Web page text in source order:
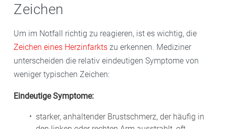
Zeichen
Um im Notfall richtig zu reagieren, ist es wichtig, die
Zeichen eines Herzinfarkts zu erkennen. Mediziner
unterscheiden die relativ eindeutigen Symptome von
weniger typischen Zeichen:
Eindeutige Symptome:
starker, anhaltender Brustschmerz, der häufig in